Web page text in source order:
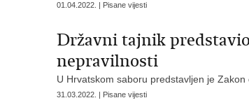
01.04.2022. | Pisane vijesti
Državni tajnik
nepravilnosti
U Hrvatskom saboru predstavljen je Zakon
31.03.2022. | Pisane vijesti